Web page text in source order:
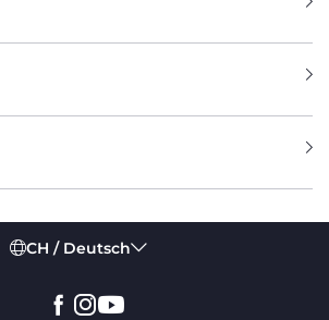
CH / Deutsch